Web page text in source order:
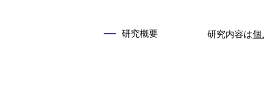
研究概要 研究内容は個